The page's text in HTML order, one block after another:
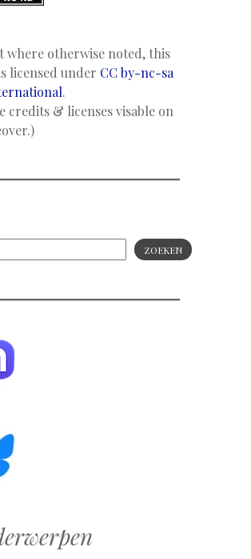
where otherwise noted, this
licensed under CC by-nc-sa
.
credits & licenses visable on
ZOEKEN